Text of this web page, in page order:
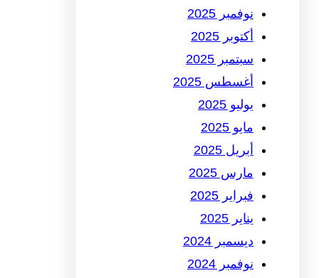
نوفمبر 2025
أكتوبر 2025
سبتمبر 2025
أغسطس 2025
يوليو 2025
مايو 2025
أبريل 2025
مارس 2025
فبراير 2025
يناير 2025
ديسمبر 2024
نوفمبر 2024